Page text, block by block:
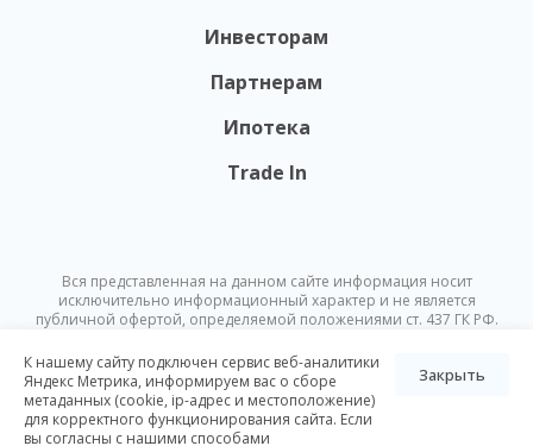
Инвесторам
Партнерам
Ипотека
Trade In
Вся представленная на данном сайте информация носит
исключительно информационный характер и не является
публичной офертой, определяемой положениями ст. 437 ГК РФ.
изменена в любое время без предварительного уведомления.
© Nikoliers 2026
Положение об обработке персональных данных
К нашему сайту подключен сервис веб-аналитики
Яндекс Метрика, информируем вас о сборе
метаданных (cookie, ip-адрес и местоположение)
для корректного функционирования сайта. Если
вы согласны с нашими способами
Закрыть